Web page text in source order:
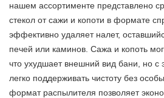
нашем ассортименте представлено
стекол от сажи и копоти в формате
эффективно удаляет налет,
печей или каминов. Сажа и копоть
что ухудшает внешний вид бани, но
легко поддерживать чистоту без
формат распылителя позволяет